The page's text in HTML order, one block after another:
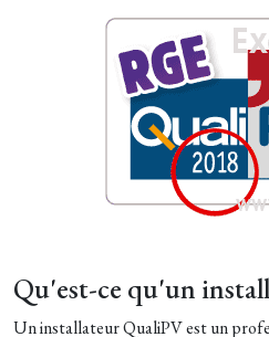
Qu'est-ce qu'un
Un installateur QualiPV est un